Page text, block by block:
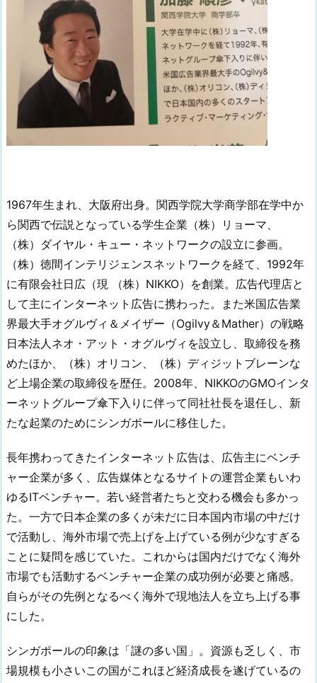
1967年生まれ、大阪府出身。関西学院大学商学部在学中か
ら関西で伝説となっている学生企業（株）リョーマ、
（株）ダイヤル・キュー・ネットワークの設立に参画。
（株）徳間インテリジェンスネットワークを経て、1992年
に有限会社日広（現 （株）NIKKO）を創業。広告代理店と
して主にインターネット広告に携わった。また米国広告業
界最大手オグルヴィ＆メイザー（Ogilvy＆Mather）の戦略
日本法人ネオ・アット・オグルヴィを設立し、取締役を務
めたほか、（株）オリコン、（株）ディジットブレーンな
ど上場企業の取締役を歴任。2008年、NIKKOのGMOインタ
ーネットグループ傘下入りに伴って同社社長を退任し、新
たな起業のためにシンガポールに移住した。
長年携わってきたインターネット広告は、広告主にベンチ
ャー企業が多く、広告媒体となるサイトの運営企業もいわ
ゆるITベンチャー。若い経営者たちと交わる機会も多かっ
た。一方で日本企業の多くが未だに日本国内市場の中だけ
で活動し、海外市場で売上げを上げている例が少なすぎる
ことに疑問を感じていた。これからは国内だけでなく海外
市場でも活動するベンチャー企業の成功例が必要と痛感。
自らがその先例となるべく海外で現地法人を立ち上げる事
にした。
シンガポールの印象は「謎の多い国」。資源も乏しく、市
場規模も小さいこの国がこれほど経済成長を遂げているの